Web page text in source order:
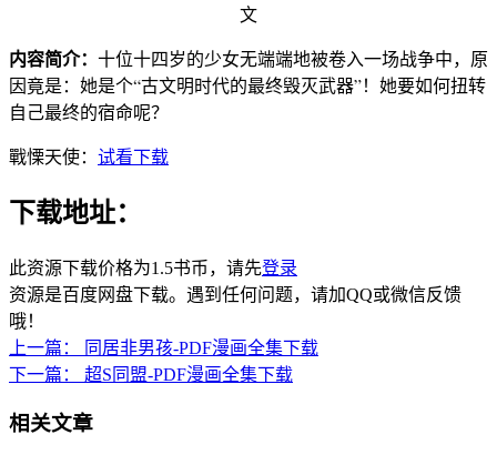
文
内容简介： 十位十四岁的少女无端端地被卷入一场战争中，原
因竟是：她是个“古文明时代的最终毁灭武器”！她要如何扭转
自己最终的宿命呢？
戰慄天使： 试看下载
下载地址：
此资源下载价格为1.5书币，请先登录
资源是百度网盘下载。遇到任何问题，请加QQ或微信反馈
哦！
上一篇：
同居非男孩-PDF漫画全集下载
下一篇：
超S同盟-PDF漫画全集下载
相关文章